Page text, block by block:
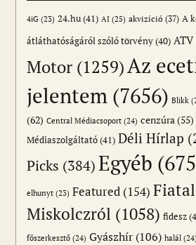
4iG (23) 24.hu(41) AI (25) akvizíció (37) A
átláthatóságáról szóló törvény(40) ATV
Motor (1259)Az
jelentem (7656) Blikk
(62) Central Médiacsoport (24) cenzúra (55)
Médiaszolgáltató(41) Déli Hírlap
Picks (384)Egyéb
elhunyt (23) Featured (154)
Miskolczról (1058) fidesz
főszerkesztő (24) Gyászhír (106) halál (24)